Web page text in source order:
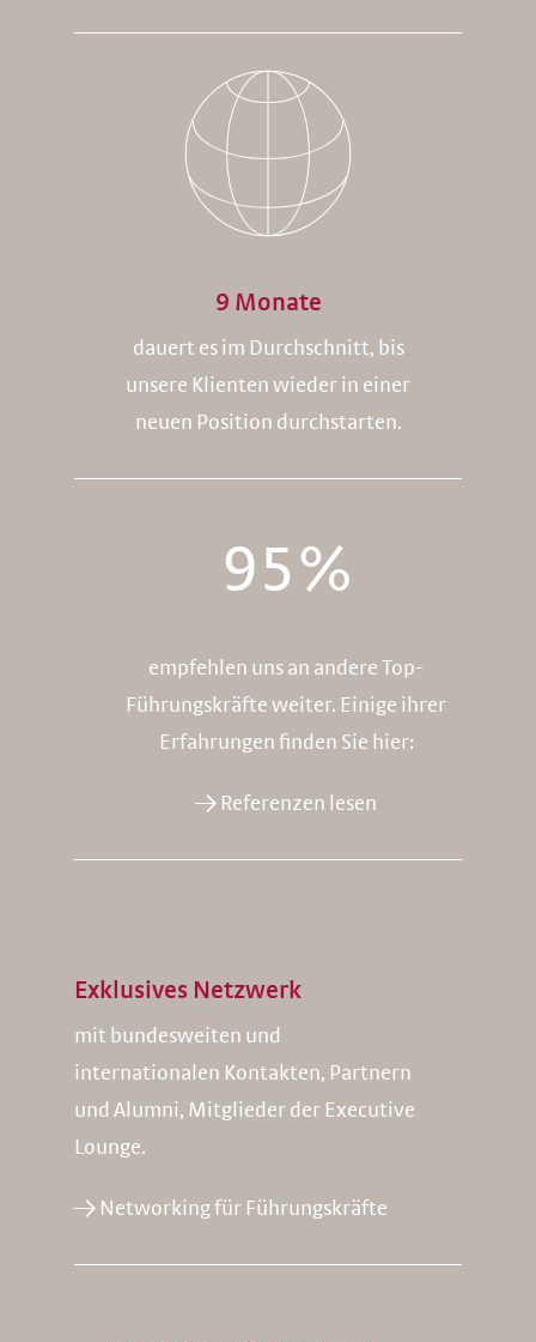
9 Monate
dauert es im Durchschnitt, bis
unsere Klienten wieder in einer
neuen Position durchstarten.
95%
empfehlen uns an andere Top-
Führungskräfte weiter. Einige ihrer
Erfahrungen finden Sie hier:
→ Referenzen lesen
Exklusives Netzwerk
mit bundesweiten und
internationalen Kontakten, Partnern
und Alumni, Mitglieder der Executive
Lounge.
→ Networking für Führungskräfte